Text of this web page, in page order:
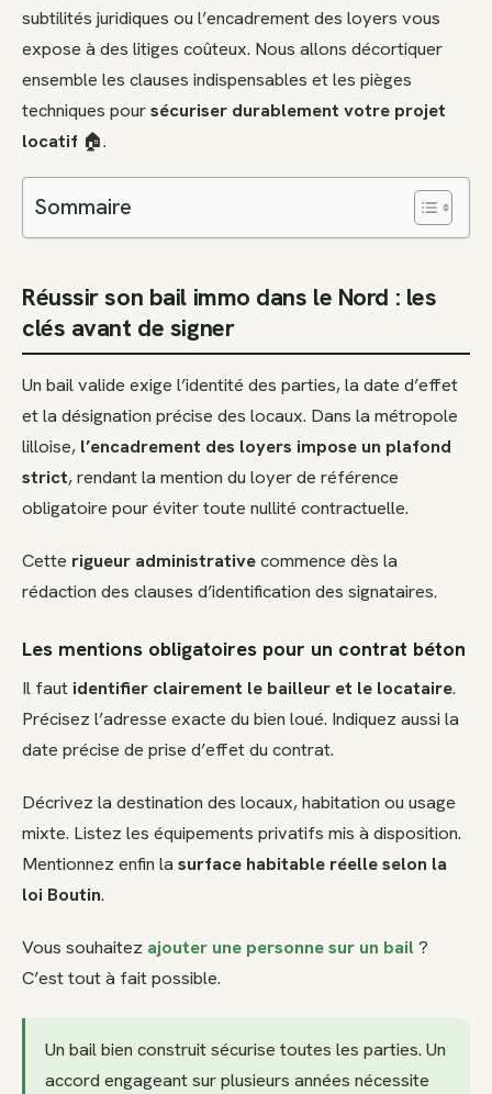
subtilités juridiques ou l’encadrement des loyers vous
expose à des litiges coûteux. Nous allons décortiquer
ensemble les clauses indispensables et les pièges
techniques poursécuriser durablement votre projet
locatif 🏠.
Sommaire
Réussir son bail immo dans le Nord : les
clés avant de signer
Un bail valide exige l’identité des parties, la date d’effet
et la désignation précise des locaux. Dans la métropole
lilloise, l’encadrement des loyers impose un plafond
strict, rendant la mention du loyer de référence
obligatoire pour éviter toute nullité contractuelle.
Cette rigueur administrativecommence dès la
rédaction des clauses d’identification des signataires.
Les mentions obligatoires pour un contrat béton
Il faut identifier clairement le bailleur et le locataire.
Précisez l’adresse exacte du bien loué. Indiquez aussi la
date précise de prise d’effet du contrat.
Décrivez la destination des locaux, habitation ou usage
mixte. Listez les équipements privatifs mis à disposition.
Mentionnez enfin la surface habitable réelle selon la
loi Boutin.
Vous souhaitez ajouter une personne sur un bail?
C’est tout à fait possible.
Un bail bien construit sécurise toutes les parties. Un
accord engageant sur plusieurs années nécessite